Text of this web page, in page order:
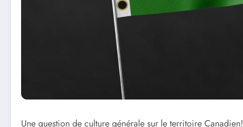
Une question de culture générale sur le territoire Canadien!